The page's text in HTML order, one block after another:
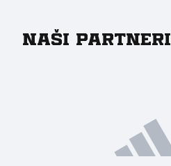
Naši partneri